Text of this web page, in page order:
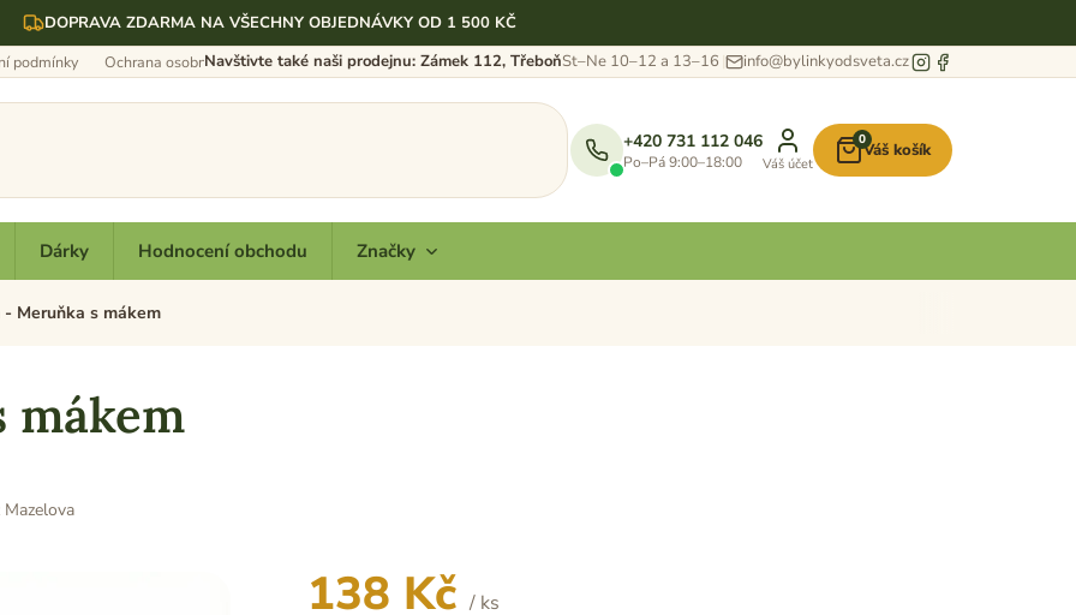
DOPRAVA ZDARMA NA VŠECHNY OBJEDNÁVKY OD 1 500 KČ
Navštivte také naši prodejnu: Zámek 112, TřeboňSt–Ne 10–12 a 13–16 info@bylinkyodsveta.cz
podmínky Ochrana osobních údajů
+420 731 112 046
Po–Pá 9:00–18:00 Váš účet
Nákupní
košík
0
Váš košík
Dárky Hodnocení obchodu Značky
- Meruňka s mákem
mákem
Mazelova
138 Kč / ks